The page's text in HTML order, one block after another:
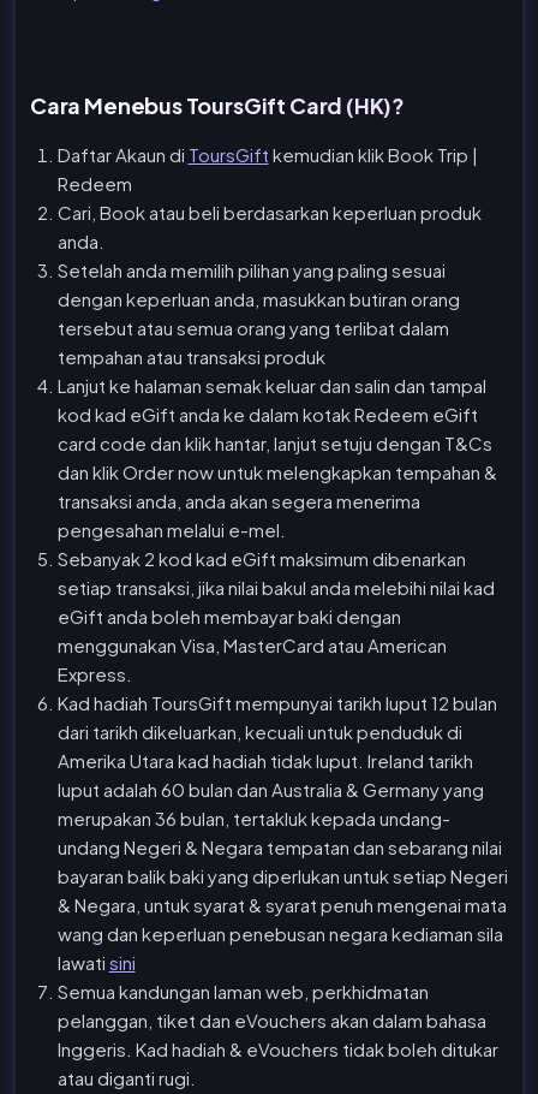
Cara Menebus ToursGift Card (HK)?
Daftar Akaun di ToursGift kemudian klik Book Trip |
Redeem
Cari, Book atau beli berdasarkan keperluan produk
anda.
Setelah anda memilih pilihan yang paling sesuai
dengan keperluan anda, masukkan butiran orang
tersebut atau semua orang yang terlibat dalam
tempahan atau transaksi produk
Lanjut ke halaman semak keluar dan salin dan tampal
kod kad eGift anda ke dalam kotak Redeem eGift
card code dan klik hantar, lanjut setuju dengan T&Cs
dan klik Order now untuk melengkapkan tempahan &
transaksi anda, anda akan segera menerima
pengesahan melalui e-mel.
Sebanyak 2 kod kad eGift maksimum dibenarkan
setiap transaksi, jika nilai bakul anda melebihi nilai kad
eGift anda boleh membayar baki dengan
menggunakan Visa, MasterCard atau American
Express.
Kad hadiah ToursGift mempunyai tarikh luput 12 bulan
dari tarikh dikeluarkan, kecuali untuk penduduk di
Amerika Utara kad hadiah tidak luput. Ireland tarikh
luput adalah 60 bulan dan Australia & Germany yang
merupakan 36 bulan, tertakluk kepada undang-
undang Negeri & Negara tempatan dan sebarang nilai
bayaran balik baki yang diperlukan untuk setiap Negeri
& Negara, untuk syarat & syarat penuh mengenai mata
wang dan keperluan penebusan negara kediaman sila
lawati sini
Semua kandungan laman web, perkhidmatan
pelanggan, tiket dan eVouchers akan dalam bahasa
Inggeris. Kad hadiah & eVouchers tidak boleh ditukar
atau diganti rugi.